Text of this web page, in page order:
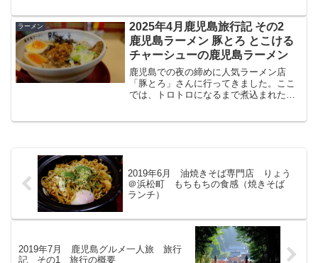
日本三大和牛と称される素晴らしい牛肉
です。近江牛 毛利志満...
ラーメン
2025年4月鹿児島旅行記 その2
鹿児島ラーメン 豚とろ とこける
チャーシューの鹿児島ラーメン
鹿児島での夜の締めに人気ラーメン店
「豚とろ」さんに行ってきました。ここ
では、トロトロになるまで煮込まれたチ
2019年6月 油焼きそば専門店 りょう
＠浜松町 もちもちの食感（焼きそば
ランチ）
2019年7月 鹿児島グルメ一人旅 旅行
記 その1 旅行の概要